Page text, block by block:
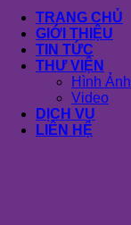
TRANG CHỦ
GIỚI THIỆU
TIN TỨC
THƯ VIỆN
Hình Ảnh
Video
DỊCH VỤ
LIÊN HỆ